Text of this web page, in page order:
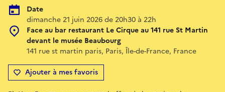
Date
dimanche 21 juin 2026 de 20h30 à 22h
Face au bar restaurant Le Cirque au 141 rue St Martin
devant le musée Beaubourg
141 rue st martin paris, Paris, Île-de-France, France
Ajouter à mes favoris